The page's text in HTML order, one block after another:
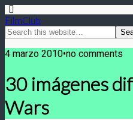
FilmClub
4 marzo 2010•no comments
30 imágenes
Wars